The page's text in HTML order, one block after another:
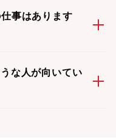
事はあります
な人が向いてい